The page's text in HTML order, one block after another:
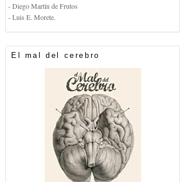
- Diego Martín de Frutos
- Luis E. Morete.
El mal del cerebro